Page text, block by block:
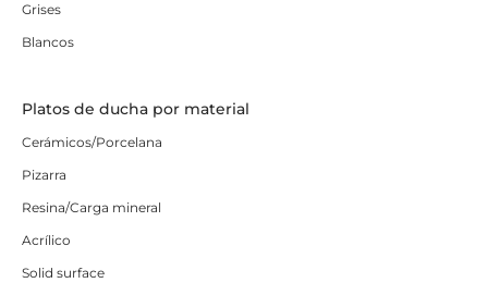
Grises
Blancos
Platos de ducha por material
Cerámicos/Porcelana
Pizarra
Resina/Carga mineral
Acrílico
Solid surface